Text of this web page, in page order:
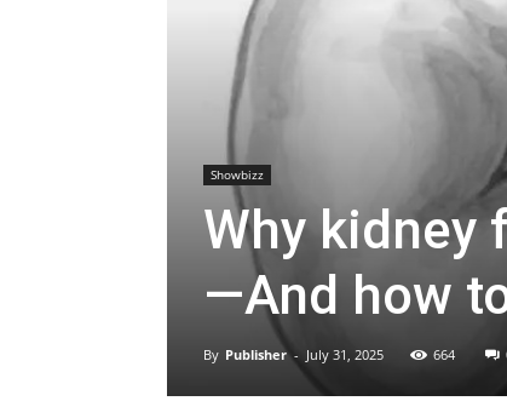
Showbizz
Why kidney
—And how
By Publisher - July 31, 2025 664